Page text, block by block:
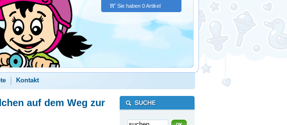
Sie haben 0 Artikel
Kontakt
auf dem Weg zur